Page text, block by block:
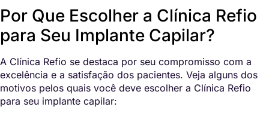
Por Que Escolher a Clínica Refio
para Seu Implante Capilar?
A Clínica Refio se destaca por seu compromisso com a
excelência e a satisfação dos pacientes. Veja alguns dos
motivos pelos quais você deve escolher a Clínica Refio
para seu implante capilar: